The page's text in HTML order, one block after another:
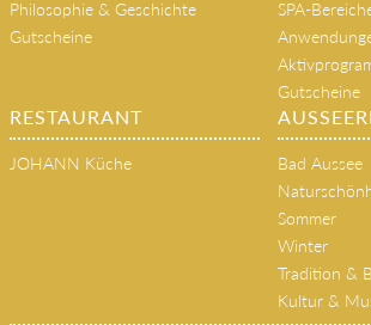
Philosophie & Geschichte
Gutscheine
SPA-
Gutscheine
RESTAURANT
JOHANN Küche
Bad Aussee
Sommer
Winter
Tradition &
Kultur &